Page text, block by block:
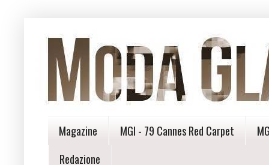
Magazine MGI - 79 Cannes Red Carpet
Redazione